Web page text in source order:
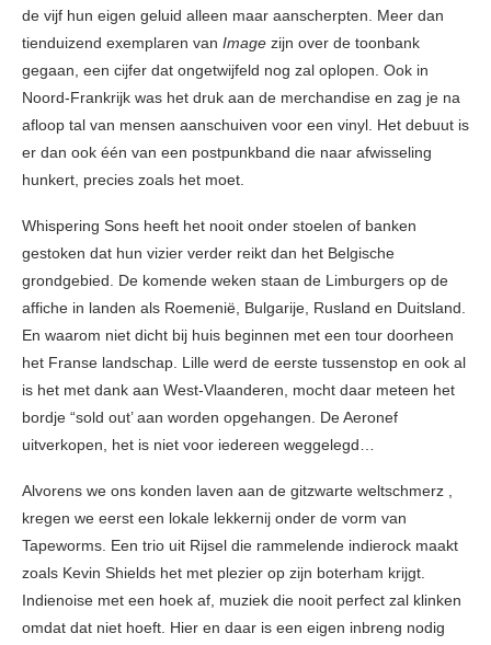
de vijf hun eigen geluid alleen maar aanscherpten. Meer dan
tienduizend exemplaren van Image zijn over de toonbank
gegaan, een cijfer dat ongetwijfeld nog zal oplopen. Ook in
Noord-Frankrijk was het druk aan de merchandise en zag je na
afloop tal van mensen aanschuiven voor een vinyl. Het debuut is
er dan ook één van een postpunkband die naar afwisseling
hunkert, precies zoals het moet.
Whispering Sons heeft het nooit onder stoelen of banken
gestoken dat hun vizier verder reikt dan het Belgische
grondgebied. De komende weken staan de Limburgers op de
affiche in landen als Roemenië, Bulgarije, Rusland en Duitsland.
En waarom niet dicht bij huis beginnen met een tour doorheen
het Franse landschap. Lille werd de eerste tussenstop en ook al
is het met dank aan West-Vlaanderen, mocht daar meteen het
bordje “sold out’ aan worden opgehangen. De Aeronef
uitverkopen, het is niet voor iedereen weggelegd…
Alvorens we ons konden laven aan de gitzwarte weltschmerz ,
kregen we eerst een lokale lekkernij onder de vorm van
Tapeworms. Een trio uit Rijsel die rammelende indierock maakt
zoals Kevin Shields het met plezier op zijn boterham krijgt.
Indienoise met een hoek af, muziek die nooit perfect zal klinken
omdat dat niet hoeft. Hier en daar is een eigen inbreng nodig